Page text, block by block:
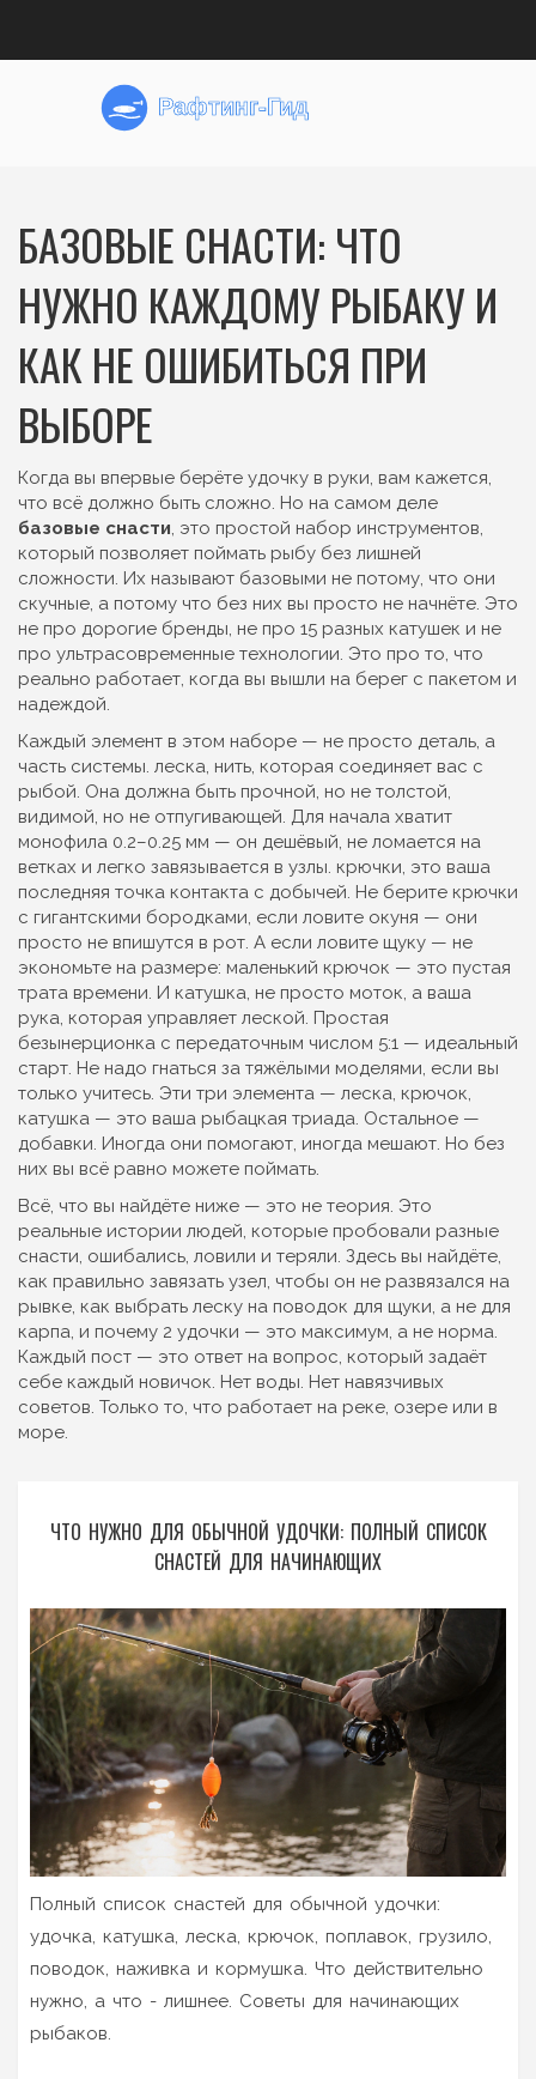
БАЗОВЫЕ СНАСТИ: ЧТО
НУЖНО КАЖДОМУ РЫБАКУ И
КАК НЕ ОШИБИТЬСЯ ПРИ
ВЫБОРЕ
Когда вы впервые берёте удочку в руки, вам кажется,
что всё должно быть сложно. Но на самом деле
базовые снасти, это простой набор инструментов,
который позволяет поймать рыбу без лишней
сложности. Их называют базовыми не потому, что они
скучные, а потому что без них вы просто не начнёте. Это
не про дорогие бренды, не про 15 разных катушек и не
про ультрасовременные технологии. Это про то, что
реально работает, когда вы вышли на берег с пакетом и
надеждой.
Каждый элемент в этом наборе — не просто деталь, а
часть системы. леска, нить, которая соединяет вас с
рыбой. Она должна быть прочной, но не толстой,
видимой, но не отпугивающей. Для начала хватит
монофила 0.2–0.25 мм — он дешёвый, не ломается на
ветках и легко завязывается в узлы. крючки, это ваша
последняя точка контакта с добычей. Не берите крючки
с гигантскими бородками, если ловите окуня — они
просто не впишутся в рот. А если ловите щуку — не
экономьте на размере: маленький крючок — это пустая
трата времени. И катушка, не просто моток, а ваша
рука, которая управляет леской. Простая
безынерционка с передаточным числом 5:1 — идеальный
старт. Не надо гнаться за тяжёлыми моделями, если вы
только учитесь. Эти три элемента — леска, крючок,
катушка — это ваша рыбацкая триада. Остальное —
добавки. Иногда они помогают, иногда мешают. Но без
них вы всё равно можете поймать.
Всё, что вы найдёте ниже — это не теория. Это
реальные истории людей, которые пробовали разные
снасти, ошибались, ловили и теряли. Здесь вы найдёте,
как правильно завязать узел, чтобы он не развязался на
рывке, как выбрать леску на поводок для щуки, а не для
карпа, и почему 2 удочки — это максимум, а не норма.
Каждый пост — это ответ на вопрос, который задаёт
себе каждый новичок. Нет воды. Нет навязчивых
советов. Только то, что работает на реке, озере или в
море.
ЧТО НУЖНО ДЛЯ ОБЫЧНОЙ УДОЧКИ: ПОЛНЫЙ СПИСОК
СНАСТЕЙ ДЛЯ НАЧИНАЮЩИХ
Полный список снастей для обычной удочки:
удочка, катушка, леска, крючок, поплавок, грузило,
поводок, наживка и кормушка. Что действительно
нужно, а что - лишнее. Советы для начинающих
рыбаков.